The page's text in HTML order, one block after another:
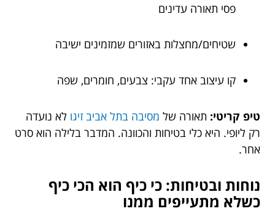
פסי תאורה עדינים
שטיחים/מחצלות באזורים שמזמינים ישיבה
קו עיצוב אחד עקבי: צבעים, חומרים, שפה
טיפ קריטי: תאורה של מסיבה בתל אביב זיגו לא נועדה
רק ליופי. היא כלי בטיחות והכוונה. המדבר בלילה הוא סרט
אחר.
נוחות ובטיחות: כי כיף הוא הכי כיף
כשלא מתעייפים ממנו